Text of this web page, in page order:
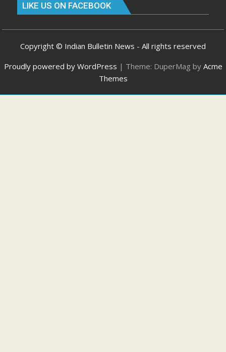
LIKE US ON FACEBOOK
Copyright © Indian Bulletin News - All rights reserved
Proudly powered by WordPress | Theme: DuperMag by Acme
Themes